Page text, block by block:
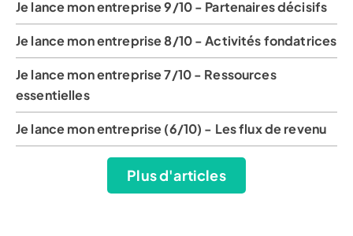
Je lance mon entreprise 9/10 - Partenaires décisifs
Je lance mon entreprise 8/10 - Activités fondatrices
Je lance mon entreprise 7/10 - Ressources
essentielles
Je lance mon entreprise (6/10) - Les flux de revenu
Plus d'articles